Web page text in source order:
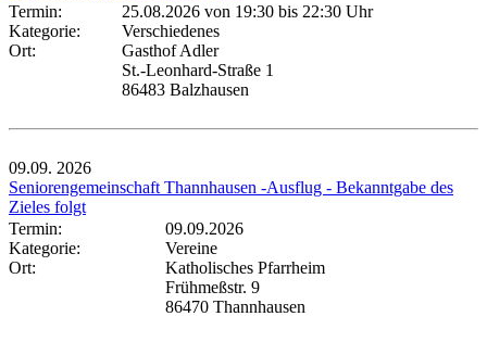
Termin:
25.08.2026 von 19:30 bis 22:30 Uhr
Kategorie:
Verschiedenes
Ort:
Gasthof Adler
St.-Leonhard-Straße 1
86483 Balzhausen
09.09. 2026
Seniorengemeinschaft Thannhausen -Ausflug - Bekanntgabe des
Zieles folgt
Termin:
09.09.2026
Kategorie:
Vereine
Ort:
Katholisches Pfarrheim
Frühmeßstr. 9
86470 Thannhausen